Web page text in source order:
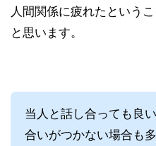
人間関係に疲れたという
と思います。
当人と話し合っても良
合いがつかない場合も